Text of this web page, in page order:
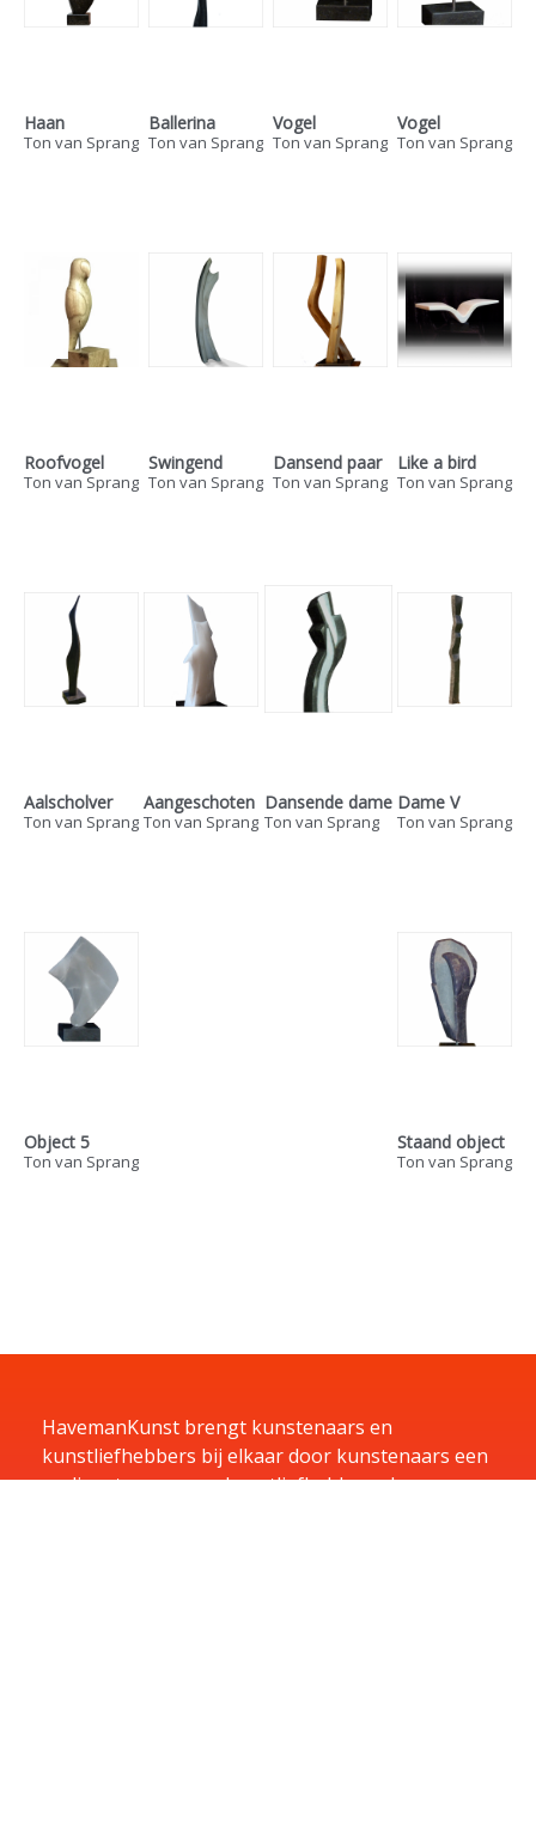
Haan
Ton van Sprang
Ballerina
Ton van Sprang
Vogel
Ton van Sprang
Vogel
Ton van Sprang
Roofvogel
Ton van Sprang
Swingend
Ton van Sprang
Dansend paar
Ton van Sprang
Like a bird
Ton van Sprang
Aalscholver
Ton van Sprang
Aangeschoten
Ton van Sprang
Dansende dame
Ton van Sprang
Dame V
Ton van Sprang
Object 5
Ton van Sprang
Staand object
Ton van Sprang
HavemanKunst brengt kunstenaars en
kunstliefhebbers bij elkaar door kunstenaars een
podium te geven en kunstliefhebbers de